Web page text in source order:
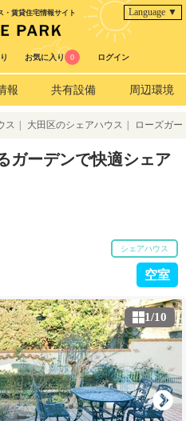
・賃貸住宅情報サイト Language ▼
お気に入り 0 ログイン
報 共有設備 周辺環境
ス 大田区のシェアハウス ローズガー
ン雪谷
ガーデンで快適シェア
シェアハウス
空室
1/10